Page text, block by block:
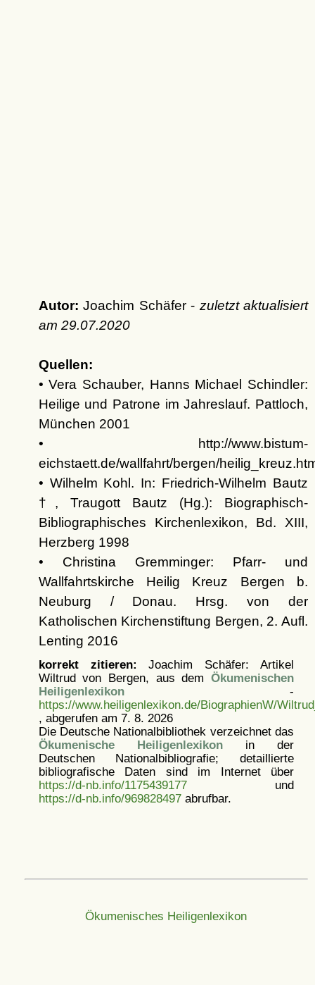
Autor: Joachim Schäfer - zuletzt aktualisiert
am 29.07.2020
Quellen:
• Vera Schauber, Hanns Michael Schindler:
Heilige und Patrone im Jahreslauf. Pattloch,
München 2001
• http://www.bistum-
eichstaett.de/wallfahrt/bergen/
• Wilhelm Kohl. In: Friedrich-Wilhelm Bautz
†, Traugott Bautz (Hg.): Biographisch-
Bibliographisches Kirchenlexikon, Bd. XIII,
Herzberg 1998
• Christina Gremminger: Pfarr- und
Wallfahrtskirche Heilig Kreuz Bergen b.
Neuburg / Donau. Hrsg. von der
Katholischen Kirchenstiftung Bergen, 2. Aufl.
Lenting 2016
korrekt zitieren: Joachim Schäfer: Artikel
Wiltrud von Bergen, aus dem Ökumenischen
Heiligenlexikon-
https://www.heiligenlexikon.de/BiographienW/
, abgerufen am 7. 8. 2026
Die Deutsche Nationalbibliothek verzeichnet das
Ökumenische Heiligenlexikonin der
Deutschen Nationalbibliografie; detaillierte
bibliografische Daten sind im Internet über
https://d-nb.info/1175439177und
https://d-nb.info/969828497abrufbar.
Ökumenisches Heiligenlexikon